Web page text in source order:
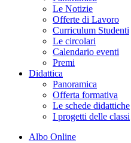
Le Notizie
Offerte di Lavoro
Curriculum Studenti
Le circolari
Calendario eventi
Premi
Didattica
Panoramica
Offerta formativa
Le schede didattiche
I progetti delle classi
Albo Online